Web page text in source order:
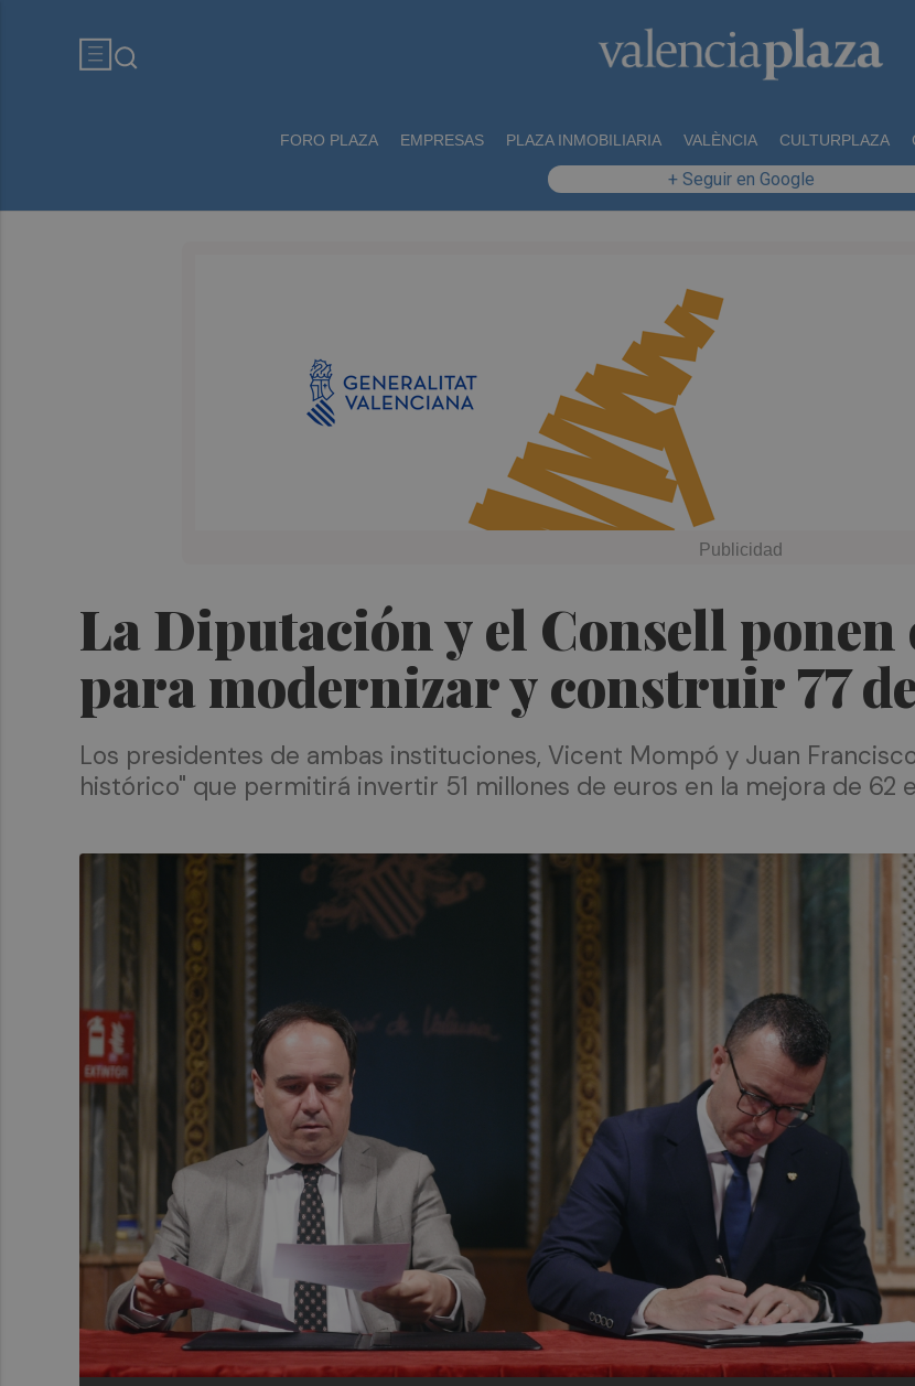
FORO PLAZA EMPRESAS PLAZA INMOBILIARIA VALÈNCIA CULTURPLAZA
+ Seguir en Google
La Diputación y el Consell
para modernizar y construir 77
Los presidentes de ambas instituciones, Vicent Mompó y Juan
histórico" que permitirá invertir 51 millones de euros en la mejora de 62